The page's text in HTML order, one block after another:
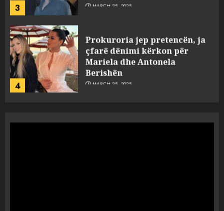
3 MARCH 25, 2025
4
Prokuroria jep pretencën, ja
çfarë dënimi kërkon për
Mariela dhe Antonela
Berishën
MARCH 25, 2025